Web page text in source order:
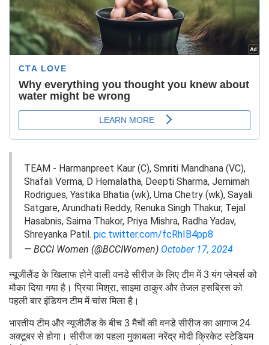
Shafali Verma, D Hemalatha, Deepti Sharma, Jemimah
Rodrigues, Yastika Bhatia (wk), Uma Chetry (wk), Sayali
Satgare, Arundhati Reddy, Renuka Singh Thakur, Tejal
Hasabnis, Saima Thakor, Priya Mishra, Radha Yadav,
Shreyanka Patil. pic.twitter.com/fcRhIB4pp8
— BCCI Women (@BCCIWomen) October 17, 2024
मौका दिया गया है। प्रिया मिश्रा, साइमा ठाकुर और तेजल हसब्रिस को
पहली बार इंडियन टीम में चांस मिला है।
अक्टूबर से होगा। सीरीज का पहला मुकाबला नरेंद्र मोदी क्रिकेट स्टेडियम
में खेला जाएगा। सीरीज का दूसरा मुकाबला 27 अक्टूबर और लास्ट गेम 29